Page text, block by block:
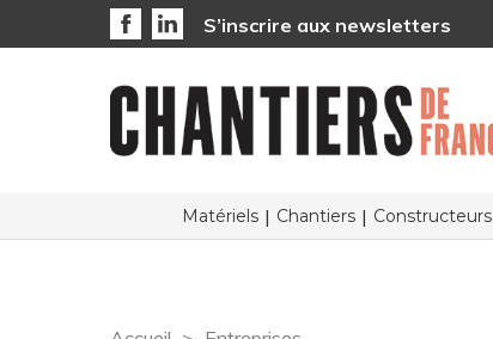
S’inscrire aux newsletters
Matériels Chantiers Constructeurs